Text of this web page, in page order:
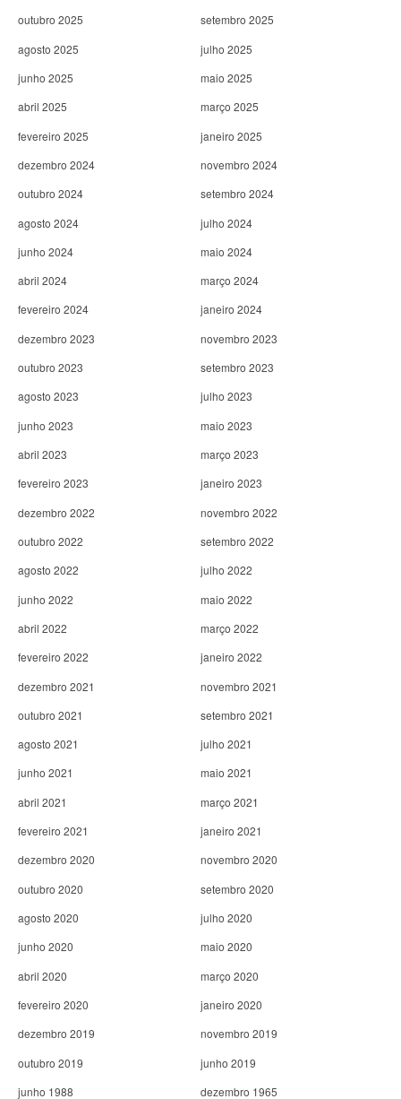
outubro 2025
setembro 2025
agosto 2025
julho 2025
junho 2025
maio 2025
abril 2025
março 2025
fevereiro 2025
janeiro 2025
dezembro 2024
novembro 2024
outubro 2024
setembro 2024
agosto 2024
julho 2024
junho 2024
maio 2024
abril 2024
março 2024
fevereiro 2024
janeiro 2024
dezembro 2023
novembro 2023
outubro 2023
setembro 2023
agosto 2023
julho 2023
junho 2023
maio 2023
abril 2023
março 2023
fevereiro 2023
janeiro 2023
dezembro 2022
novembro 2022
outubro 2022
setembro 2022
agosto 2022
julho 2022
junho 2022
maio 2022
abril 2022
março 2022
fevereiro 2022
janeiro 2022
dezembro 2021
novembro 2021
outubro 2021
setembro 2021
agosto 2021
julho 2021
junho 2021
maio 2021
abril 2021
março 2021
fevereiro 2021
janeiro 2021
dezembro 2020
novembro 2020
outubro 2020
setembro 2020
agosto 2020
julho 2020
junho 2020
maio 2020
abril 2020
março 2020
fevereiro 2020
janeiro 2020
dezembro 2019
novembro 2019
outubro 2019
junho 2019
junho 1988
dezembro 1965